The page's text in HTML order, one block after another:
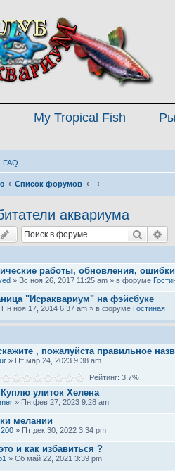
My Tropical Fish
FAQ
Список форумов
аквариума
Поиск
работы, обновления,
» Вс ноя 26, 2017 11:25 am » в форуме
"Исраквариум" на фэйсбуке
Пн ноя 17, 2014 6:37 am » в форуме Гостиная
, пожалуйста правильное
» Пт мар 24, 2023 9:38 am
Рейтинг: 3.7%
улиток Хелена
» Пн фев 27, 2023 9:28 am
мелании
» Пт дек 30, 2022 3:34 pm
и как избавиться ?
» Сб май 22, 2021 3:39 pm